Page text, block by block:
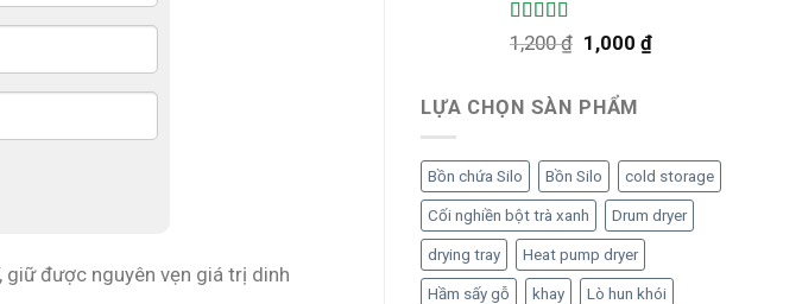
giữ được nguyên vẹn giá trị dinh
Được xếp
hạng
5.00
5
1,200₫ Giá
1,200 ₫.
1,000₫Giá
LỰA CHỌN SÀN PHẨM
Bồn chứa Silo Bồn Silo cold storage
Cối nghiền bột trà xanh Drum dryer
drying tray Heat pump dryer
Hầm sấy gỗ khay Lò hun khói